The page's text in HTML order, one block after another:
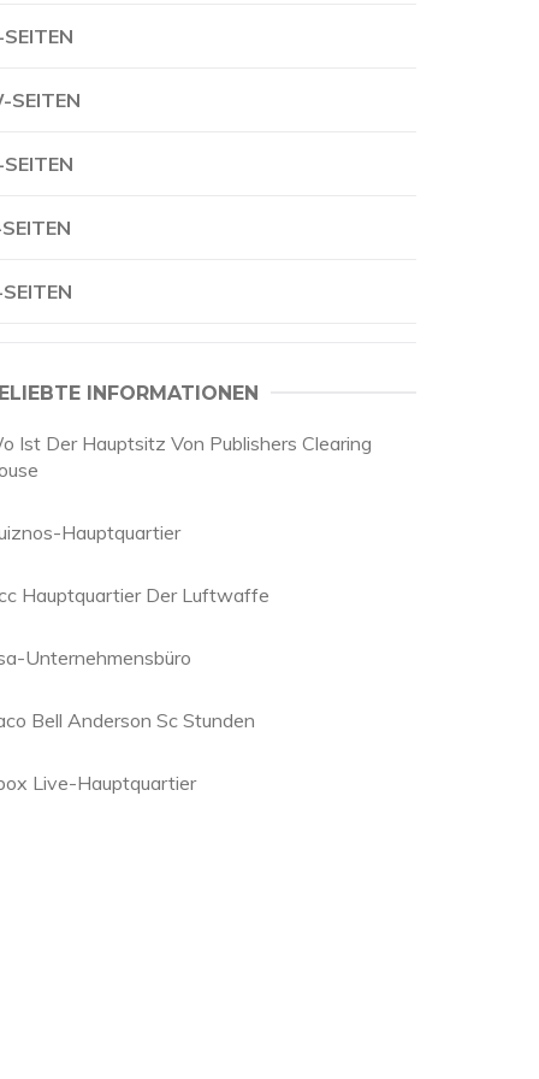
SEITEN
INFORMATIONEN
Ist Der Hauptsitz Von Publishers Clearing
Hauptquartier
Hauptquartier Der Luftwaffe
Unternehmensbüro
Bell Anderson Sc Stunden
Live-Hauptquartier